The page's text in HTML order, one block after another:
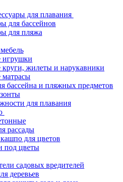
для плавания
для бассейнов
для пляжа
игрушки
жилеты и нарукавники
бассейна и пляжных предметов
для плавания
рассады
для цветов
под цветы
садовых вредителей
деревьев